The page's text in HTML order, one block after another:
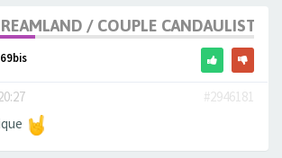
/ COUPLE CANDAULISTE
#2946181